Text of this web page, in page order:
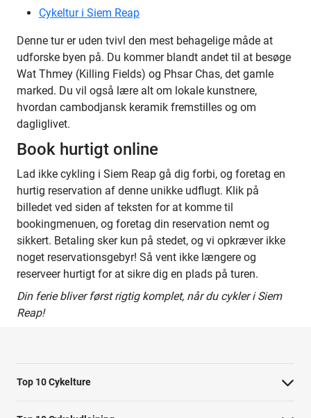
Cykeltur i Siem Reap
Denne tur er uden tvivl den mest behagelige måde at
udforske byen på. Du kommer blandt andet til at besøge
Wat Thmey (Killing Fields) og Phsar Chas, det gamle
marked. Du vil også lære alt om lokale kunstnere,
hvordan cambodjansk keramik fremstilles og om
dagliglivet.
Book hurtigt online
Lad ikke cykling i Siem Reap gå dig forbi, og foretag en
hurtig reservation af denne unikke udflugt. Klik på
billedet ved siden af teksten for at komme til
bookingmenuen, og foretag din reservation nemt og
sikkert. Betaling sker kun på stedet, og vi opkræver ikke
noget reservationsgebyr! Så vent ikke længere og
reserveer hurtigt for at sikre dig en plads på turen.
Din ferie bliver først rigtig komplet, når du cykler i Siem
Reap!
Top 10 Cykelture
Cykeltur i Barcelona: højdepunkterne